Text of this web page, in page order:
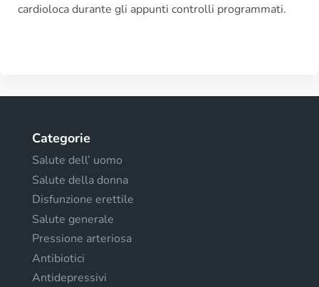
cardioloca durante gli appunti controlli programmati.
Categorie
Salute dell’ uomo
Salute della donna
Disfunzione erettile
Salute generale
Pressione arteriosa
Antibiotici
Antidepressivi